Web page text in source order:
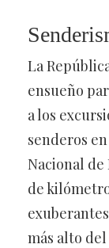
La
ensueño
a los
senderos
Nacional
de
más alto